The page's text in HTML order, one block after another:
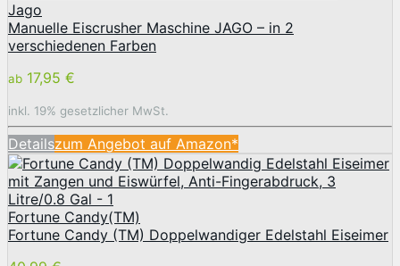
Jago
Manuelle Eiscrusher Maschine JAGO – in 2
verschiedenen Farben
ab 17,95 €
inkl. 19% gesetzlicher MwSt.
Detailszum Angebot auf Amazon*
Fortune Candy(TM)
Fortune Candy (TM) Doppelwandiger Edelstahl Eiseimer